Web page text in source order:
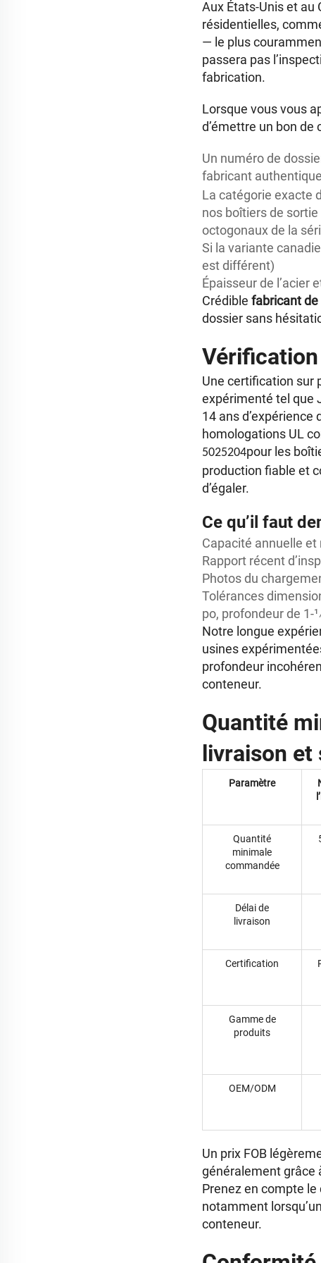
Aux États-Unis et
résidentielles,
— le plus
passera pas
fabrication.
Lorsque vous vous
d’émettre un bon de
Un numéro de
fabricant
La catégorie exacte
nos boîtiers de
octogonaux de la
Si la variante
est différent)
Épaisseur de l’acier
Crédible fabricant
dossier sans
Une certification sur
expérimenté tel que
14 ans
homologations UL
5025204pour les
production fiable et
d’égaler.
Ce qu’il faut
Capacité annuelle
Rapport récent
Photos du
Tolérances
po, profondeur de 1-
Notre longue
usines
profondeur
conteneur.
Quantité
livraison et
Paramètre
Quantité
minimale
commandée
Délai de
livraison
Certification
Gamme de
produits
OEM/ODM
Un prix FOB
généralement grâce
Prenez en compte
notamment
conteneur.